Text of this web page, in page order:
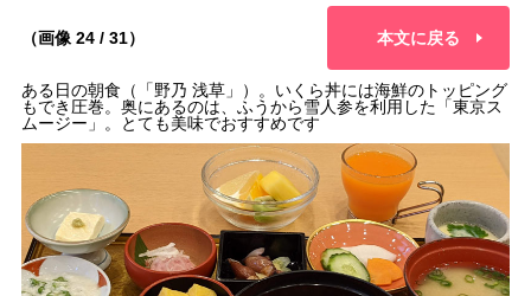
（画像 24 / 31） 本文に戻る
ある日の朝食（「野乃 浅草」）。いくら丼には海鮮のトッピング
もでき圧巻。奥にあるのは、ふうから雪人参を利用した「東京ス
ムージー」。とても美味でおすすめです